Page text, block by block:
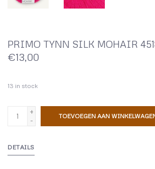
PRIMO TYNN SILK MOHAIR
€13,00
13 in stock
+
-
TOEVOEGEN AAN
DETAILS